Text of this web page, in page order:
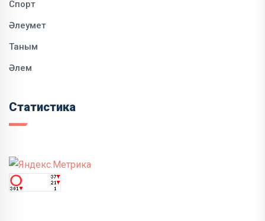
Спорт
Әлеумет
Таным
Әлем
Статистика